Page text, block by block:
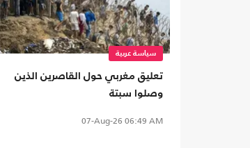
سياسة عربية
تعليق مغربي حول القاصرين الذين
وصلوا سبتة
07-Aug-26 06:49 AM